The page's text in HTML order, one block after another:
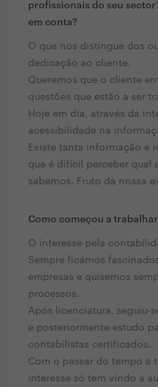
profissionais do seu
em conta?
O que nos distingue dos
dedicação ao cliente.
Queremos que o cliente
questões que estão a ser
Hoje em dia, através da
acessibilidade na
Existe tanta informação e
que é difícil perceber qual
sabemos. Fruto da nossa
Como começou a
O interesse pela
Sempre ficámos
empresas e quisemos
processos.
Após licenciatura, seguiu-
e posteriormente estudo
contabilistas certificados.
Com o passar do tempo a
interesse só tem vindo a